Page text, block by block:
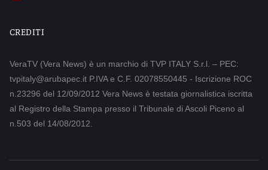
CREDITI
VeraTV (Vera News) è un marchio di TVP ITALY S.r.l. – PEC:
tvpitaly@arubapec.it P.IVA e C.F. 02078550445 - Iscrizione ROC
n.23296 del 12/09/2012 Vera News è testata giornalistica iscritta
al Registro della Stampa presso il Tribunale di Ascoli Piceno al
n.503 del 14/08/2012.